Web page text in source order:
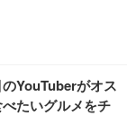
YouTuberがオス
たいグルメをチ